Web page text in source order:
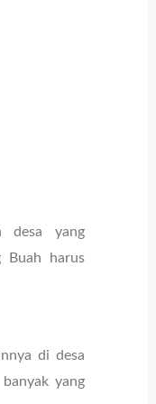
desa yang
Buah harus
di desa
yang